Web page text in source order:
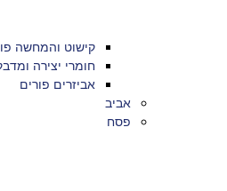
קישוט והמחשה
חומרי יצירה
אביזרים פורים
אביב
פסח